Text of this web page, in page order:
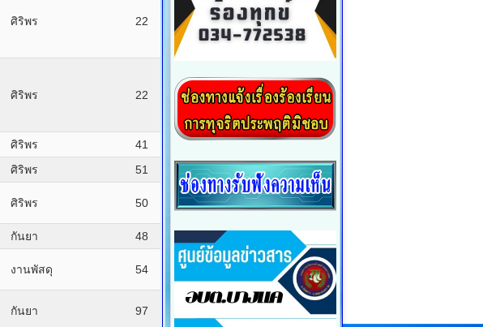
ศิริพร 22
ศิริพร 22
ศิริพร
41
ศิริพร 51
ศิริพร 50
กันยา 48
งานพัสดุ 54
กันยา 97